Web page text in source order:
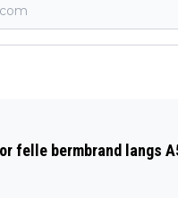
ONGEVAL TUSSEN
felle bermbrand langs